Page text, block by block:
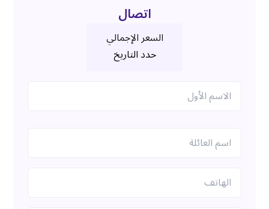
اتصال
السعر الإجمالي
حدد التاريخ